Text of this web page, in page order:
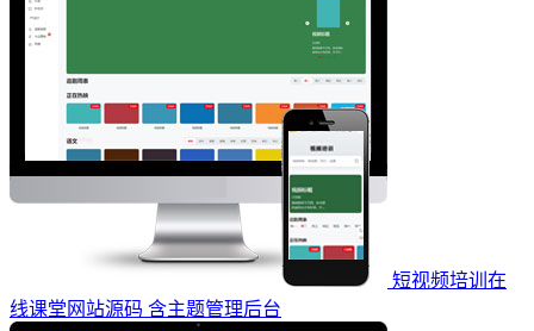
短视频培训在
线课堂网站源码 含主题管理后台